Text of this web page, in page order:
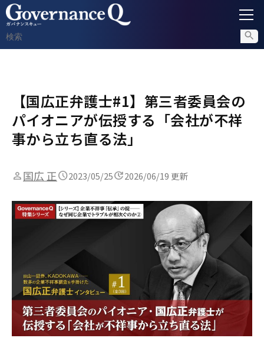
内部通報
コンプライアンス調査
不正対策
セミナー情報
【国広正弁護士#1】第三者委員会の
パイオニアが伝授する「会社が不祥
事から立ち直る法」
国広 正 2023/05/25 2026/06/19 更新